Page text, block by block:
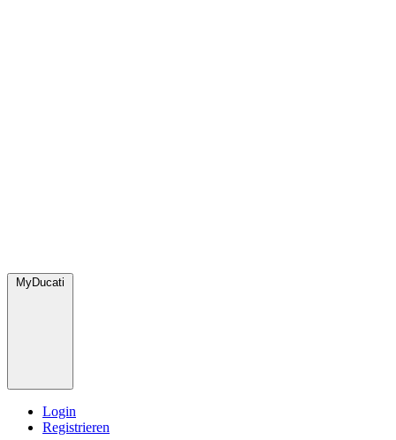
MyDucati
Login
Registrieren